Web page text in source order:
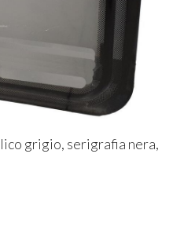
grigio, serigrafia nera,